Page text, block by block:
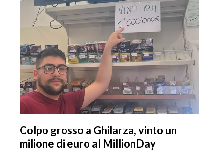
Colpo grosso a Ghilarza, vinto un
milione di euro al MillionDay